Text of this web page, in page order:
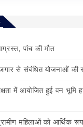
पांच की मौत
से संबंधित योजनाओं की
में आयोजित हुई वन भूमि
महिलाओं को आर्थिक